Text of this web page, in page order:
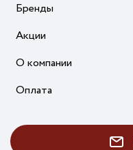
Бренды
Акции
О компании
Оплата